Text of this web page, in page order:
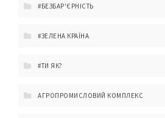
#БЕЗБАР'ЄРНІСТЬ
#ЗЕЛЕНА КРАЇНА
#ТИ ЯК?
АГРОПРОМИСЛОВИЙ КОМПЛЕКС